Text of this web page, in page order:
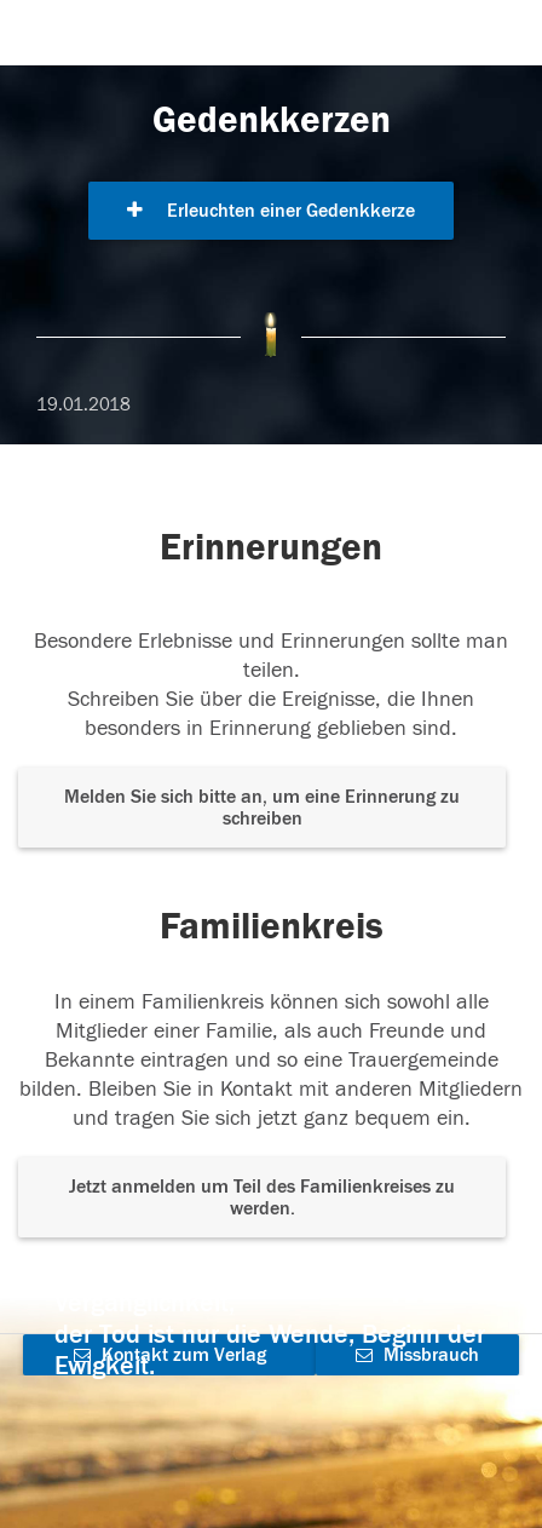
Gedenkkerzen
Erleuchten einer Gedenkkerze
19.01.2018
Erinnerungen
Besondere Erlebnisse und Erinnerungen sollte man
teilen.
Schreiben Sie über die Ereignisse, die Ihnen
besonders in Erinnerung geblieben sind.
Melden Sie sich bitte an, um eine Erinnerung zu
schreiben
Familienkreis
In einem Familienkreis können sich sowohl alle
Mitglieder einer Familie, als auch Freunde und
Bekannte eintragen und so eine Trauergemeinde
bilden. Bleiben Sie in Kontakt mit anderen Mitgliedern
und tragen Sie sich jetzt ganz bequem ein.
Jetzt anmelden um Teil des Familienkreises zu
werden.
der Tod ist nur die Wende, Beginn der
Ewigkeit.
Kontakt zum Verlag
aufnehmen
Missbrauch